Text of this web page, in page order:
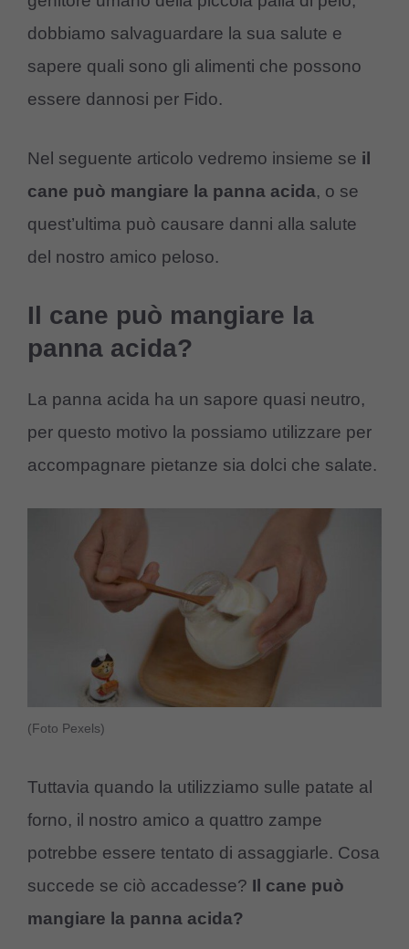
dobbiamo salvaguardare la sua salute e
sapere quali sono gli alimenti che possono
essere dannosi per Fido.
Nel seguente articolo vedremo insieme se il
cane può mangiare la panna acida, o se
quest’ultima può causare danni alla salute
del nostro amico peloso.
Il cane può mangiare la
panna acida?
La panna acida ha un sapore quasi neutro,
per questo motivo la possiamo utilizzare per
accompagnare pietanze sia dolci che salate.
(Foto Pexels)
Tuttavia quando la utilizziamo sulle patate al
forno, il nostro amico a quattro zampe
potrebbe essere tentato di assaggiarle. Cosa
succede se ciò accadesse? Il cane può
mangiare la panna acida?